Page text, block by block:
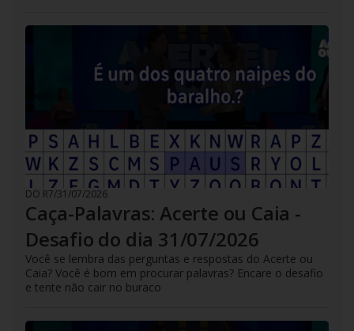
DO R7/31/07/2026
Caça-Palavras: Acerte ou Caia -
Desafio do dia 31/07/2026
Você se lembra das perguntas e respostas do Acerte ou
Caia? Você é bom em procurar palavras? Encare o desafio
e tente não cair no buraco